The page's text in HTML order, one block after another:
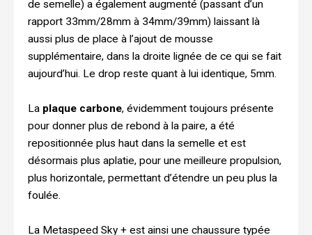
de semelle) a également augmenté (passant d’un
rapport 33mm/28mm à 34mm/39mm) laissant là
aussi plus de place à l’ajout de mousse
supplémentaire, dans la droite lignée de ce qui se fait
aujourd’hui. Le drop reste quant à lui identique, 5mm.
La plaque carbone, évidemment toujours présente
pour donner plus de rebond à la paire, a été
repositionnée plus haut dans la semelle et est
désormais plus aplatie, pour une meilleure propulsion,
plus horizontale, permettant d’étendre un peu plus la
foulée.
La Metaspeed Sky + est ainsi une chaussure typée